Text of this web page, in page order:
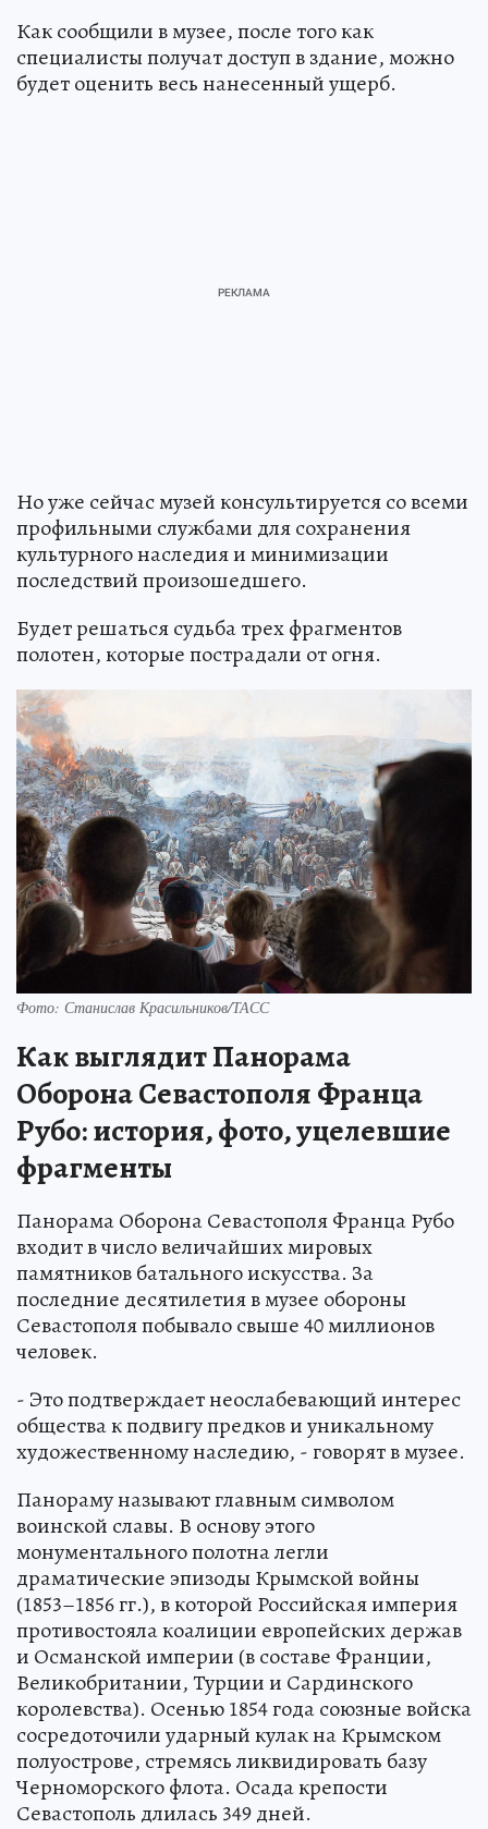
Как сообщили в музее, после того как
специалисты получат доступ в здание, можно
будет оценить весь нанесенный ущерб.
Но уже сейчас музей консультируется со всеми
профильными службами для сохранения
культурного наследия и минимизации
последствий произошедшего.
Будет решаться судьба трех фрагментов
полотен, которые пострадали от огня.
Фото: Станислав Красильников/ТАСС
Как выглядит Панорама
Оборона Севастополя Франца
Рубо: история, фото, уцелевшие
фрагменты
Панорама Оборона Севастополя Франца Рубо
входит в число величайших мировых
памятников батального искусства. За
последние десятилетия в музее обороны
Севастополя побывало свыше 40 миллионов
человек.
- Это подтверждает неослабевающий интерес
общества к подвигу предков и уникальному
художественному наследию, - говорят в музее.
Панораму называют главным символом
воинской славы. В основу этого
монументального полотна легли
драматические эпизоды Крымской войны
(1853–1856 гг.), в которой Российская империя
противостояла коалиции европейских держав
и Османской империи (в составе Франции,
Великобритании, Турции и Сардинского
королевства). Осенью 1854 года союзные войска
сосредоточили ударный кулак на Крымском
полуострове, стремясь ликвидировать базу
Черноморского флота. Осада крепости
Севастополь длилась 349 дней.